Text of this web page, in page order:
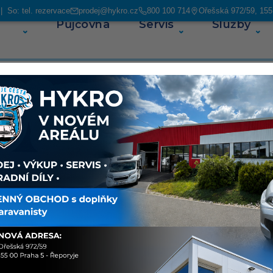
So: tel. rezervace prodej@hykro.cz 800 100 714 Ořešská 972/59,
Půjčovna Servis Služby
Sdílet
O